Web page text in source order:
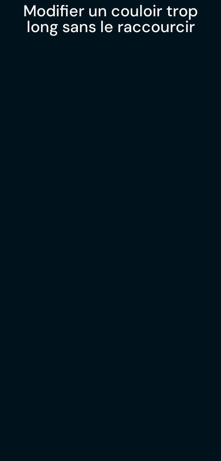
Modifier un couloir trop
long sans le raccourcir